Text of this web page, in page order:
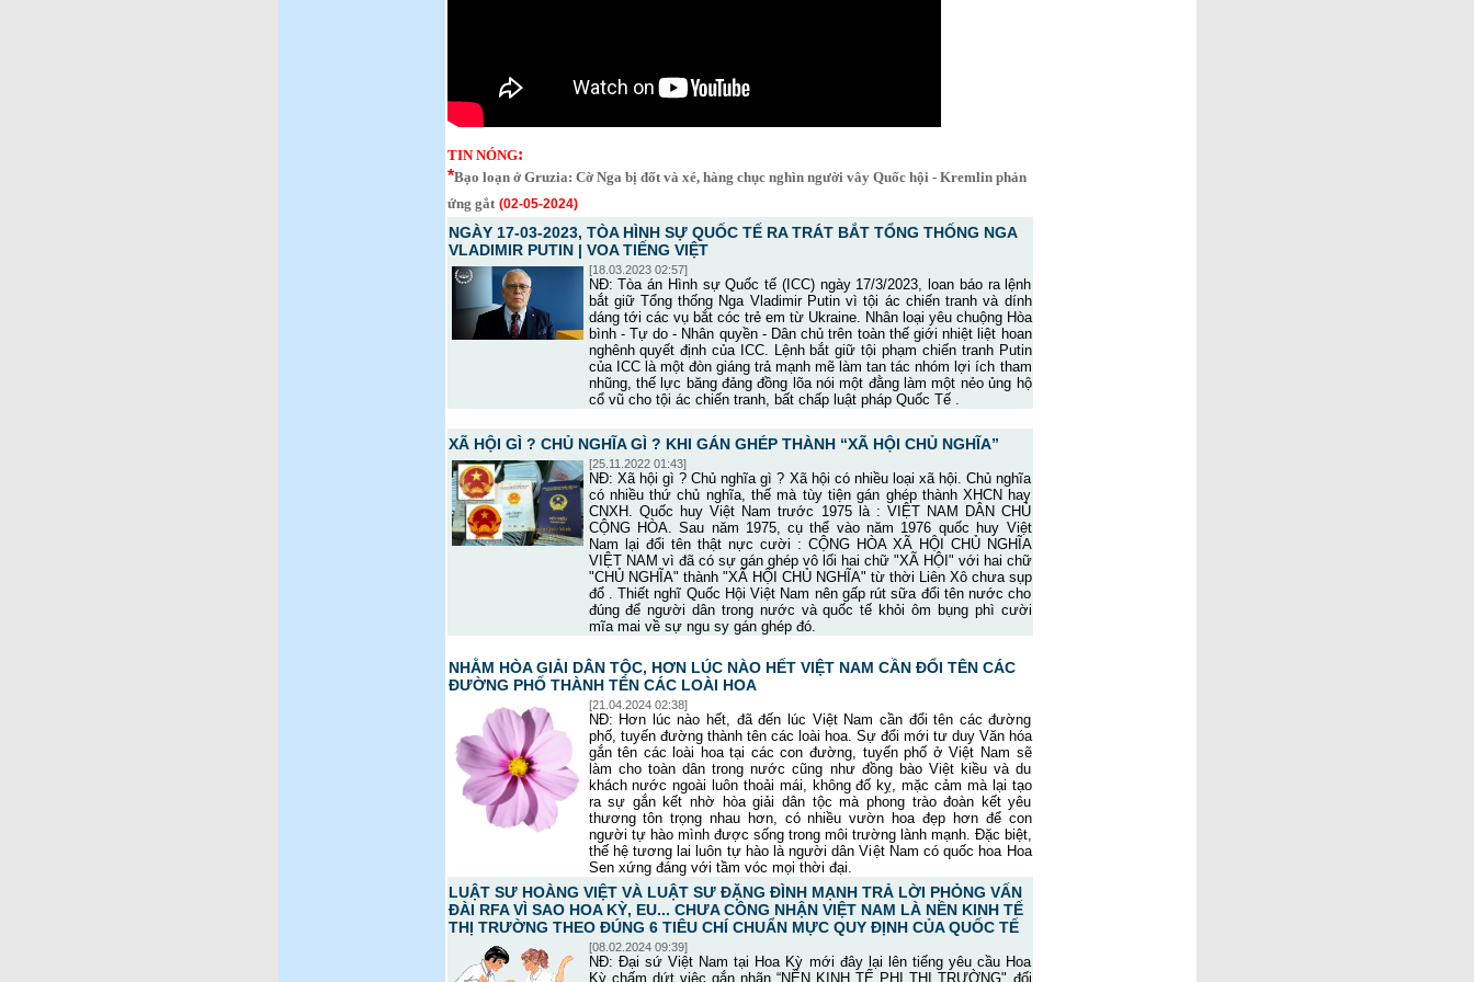
TIN NÓNG:
*Bạo loạn ở Gruzia: Cờ Nga bị đốt và xé, hàng chục nghìn người vây Quốc hội - Kremlin phản
ứng gắt (02-05-2024)
NGÀY 17-03-2023, TÒA HÌNH SỰ QUỐC TẾ RA TRÁT BẮT TỔNG THỐNG NGA
VLADIMIR PUTIN | VOA TIẾNG VIỆT
[18.03.2023 02:57]
NĐ: Tòa án Hình sự Quốc tế (ICC) ngày 17/3/2023, loan báo ra lệnh
bắt giữ Tổng thống Nga Vladimir Putin vì tội ác chiến tranh và dính
dáng tới các vụ bắt cóc trẻ em từ Ukraine. Nhân loại yêu chuộng Hòa
bình - Tự do - Nhân quyền - Dân chủ trên toàn thế giới nhiệt liệt hoan
nghênh quyết định của ICC. Lệnh bắt giữ tội phạm chiến tranh Putin
của ICC là một đòn giáng trả mạnh mẽ làm tan tác nhóm lợi ích tham
nhũng, thế lực băng đảng đồng lõa nói một đằng làm một nẻo ủng hộ
cổ vũ cho tội ác chiến tranh, bất chấp luật pháp Quốc Tế .
XÃ HỘI GÌ ? CHỦ NGHĨA GÌ ? KHI GÁN GHÉP THÀNH “XÃ HỘI CHỦ NGHĨA”
[25.11.2022 01:43]
NĐ: Xã hội gì ? Chủ nghĩa gì ? Xã hội có nhiều loại xã hội. Chủ nghĩa
có nhiều thứ chủ nghĩa, thế mà tùy tiện gán ghép thành XHCN hay
CNXH. Quốc huy Việt Nam trước 1975 là : VIỆT NAM DÂN CHỦ
CỘNG HÒA. Sau năm 1975, cụ thể vào năm 1976 quốc huy Việt
Nam lại đổi tên thật nực cười : CỘNG HÒA XÃ HỘI CHỦ NGHĨA
VIỆT NAM vì đã có sự gán ghép vô lối hai chữ "XÃ HỘI" với hai chữ
"CHỦ NGHĨA" thành "XÃ HỘI CHỦ NGHĨA" từ thời Liên Xô chưa sụp
đổ . Thiết nghĩ Quốc Hội Việt Nam nên gấp rút sữa đổi tên nước cho
đúng để người dân trong nước và quốc tế khỏi ôm bụng phì cười
mĩa mai về sự ngu sy gán ghép đó.
NHẰM HÒA GIẢI DÂN TỘC, HƠN LÚC NÀO HẾT VIỆT NAM CẦN ĐỔI TÊN CÁC
ĐƯỜNG PHỐ THÀNH TÊN CÁC LOÀI HOA
[21.04.2024 02:38]
NĐ: Hơn lúc nào hết, đã đến lúc Việt Nam cần đổi tên các đường
phố, tuyến đường thành tên các loài hoa. Sự đổi mới tư duy Văn hóa
gắn tên các loài hoa tại các con đường, tuyến phố ở Việt Nam sẽ
làm cho toàn dân trong nước cũng như đồng bào Việt kiều và du
khách nước ngoài luôn thoải mái, không đố kỵ, mặc cảm mà lại tạo
ra sự gắn kết nhờ hòa giải dân tộc mà phong trào đoàn kết yêu
thương tôn trọng nhau hơn, có nhiều vườn hoa đẹp hơn để con
người tự hào mình được sống trong môi trường lành mạnh. Đặc biệt,
thế hệ tương lai luôn tự hào là người dân Việt Nam có quốc hoa Hoa
Sen xứng đáng với tầm vóc mọi thời đại.
LUẬT SƯ HOÀNG VIỆT VÀ LUẬT SƯ ĐẶNG ĐÌNH MẠNH TRẢ LỜI PHỎNG VẤN
ĐÀI RFA VÌ SAO HOA KỲ, EU... CHƯA CÔNG NHẬN VIỆT NAM LÀ NỀN KINH TẾ
THỊ TRƯỜNG THEO ĐÚNG 6 TIÊU CHÍ CHUẨN MỰC QUY ĐỊNH CỦA QUỐC TẾ
[08.02.2024 09:39]
NĐ: Đại sứ Việt Nam tại Hoa Kỳ mới đây lại lên tiếng yêu cầu Hoa
Kỳ chấm dứt việc gắn nhãn “NỀN KINH TẾ PHI THỊ TRƯỜNG" đối